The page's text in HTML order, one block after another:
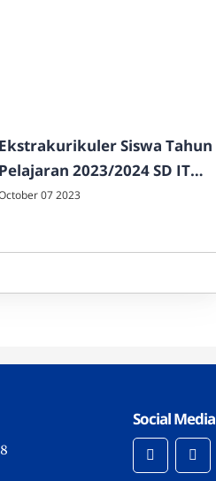
Ekstrakurikuler Siswa Tahun
Pelajaran 2023/2024 SD IT
Insani Temanggung
07 2023
Social Media